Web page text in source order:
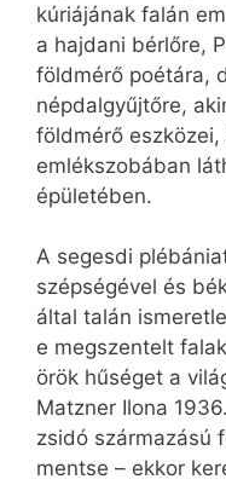
kúriájának falán
a hajdani bérlőre,
földmérő poétára,
népdalgyűjtőre,
földmérő
emlékszobában
épületében.
A segesdi
szépségével és
által talán
e megszentelt
örök hűséget a
Matzner Ilona
zsidó származású
mentse – ekkor